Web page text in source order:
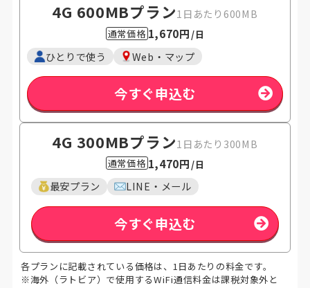
4G 600MBプラン1日あたり600MB
通常価格1,670円 /日
ひとりで使う Web・マップ
今すぐ申込む
4G 300MBプラン1日あたり300MB
通常価格1,470円 /日
最安プラン LINE・メール
今すぐ申込む
各プランに記載されている価格は、1日あたりの料金です。
※海外（ラトビア）で使用するWiFi通信料金は課税対象外と